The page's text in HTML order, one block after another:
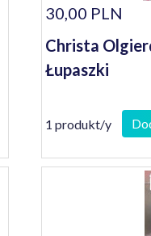
30,00 PLN
Christa
Łupaszki
1 produkt/y